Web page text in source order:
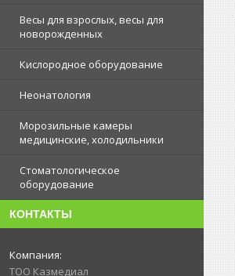
Весы для взрослых, весы для
новорожденных
Кислородное оборудование
Неонатология
Морозильные камеры
медицинские, холодильники
Стоматологическое
оборудование
КОНТАКТЫ
ТОО Казмедиал